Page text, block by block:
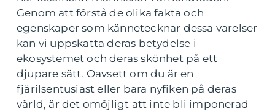
Genom att förstå de olika fakta och
egenskaper som kännetecknar dessa varelser
kan vi uppskatta deras betydelse i
ekosystemet och deras skönhet på ett
djupare sätt. Oavsett om du är en
fjärilsentusiast eller bara nyfiken på deras
värld, är det omöjligt att inte bli imponerad